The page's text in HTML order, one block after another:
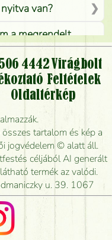
van?
a megrendelt
kiszállítással
úgy, hogy még ma
a csokrot, és
kiszállítani?
önöknél?
4442Virágbolt
Feltételek
Oldaltérkép
tartalom és kép a
jogvédelem © alatt áll.
céljából AI generált
termék az valódi.
u. 39. 1067